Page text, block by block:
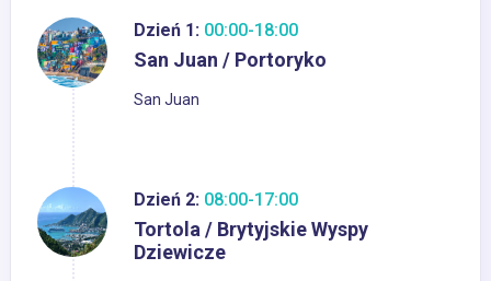
Dzień 1: 00:00-18:00
San Juan / Portoryko
San Juan
Dzień 2: 08:00-17:00
Tortola / Brytyjskie Wyspy
Dziewicze